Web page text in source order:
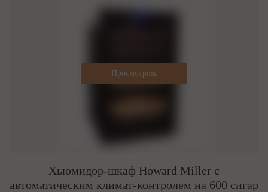
Хьюмидор-шкаф Howard Miller c
автоматическим климат-контролем на 600 сигар